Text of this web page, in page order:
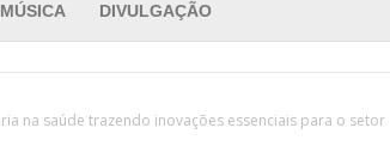
MÚSICA DIVULGAÇÃO
na saúde trazendo inovações essenciais para o setor